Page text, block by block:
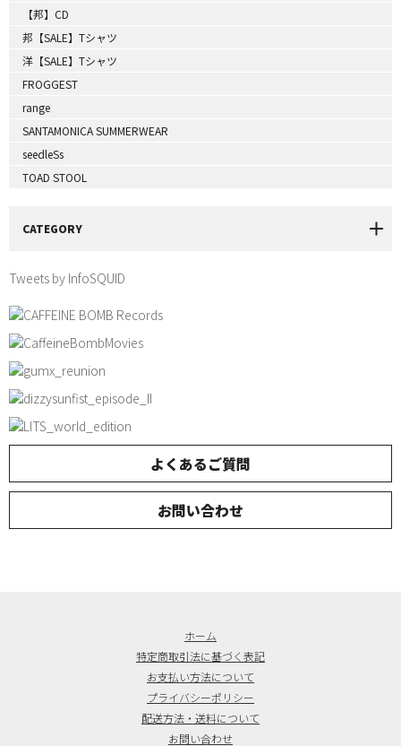
【邦】CD
邦【SALE】Tシャツ
洋【SALE】Tシャツ
FROGGEST
range
SANTAMONICA SUMMERWEAR
seedleSs
TOAD STOOL
CATEGORY
Tweets by InfoSQUID
よくあるご質問
お問い合わせ
ホーム
特定商取引法に基づく表記
お支払い方法について
プライバシーポリシー
配送方法・送料について
お問い合わせ